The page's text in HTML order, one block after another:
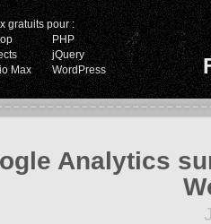
gratuits pour :
PHP
jQuery
Max
WordPress
Analytics